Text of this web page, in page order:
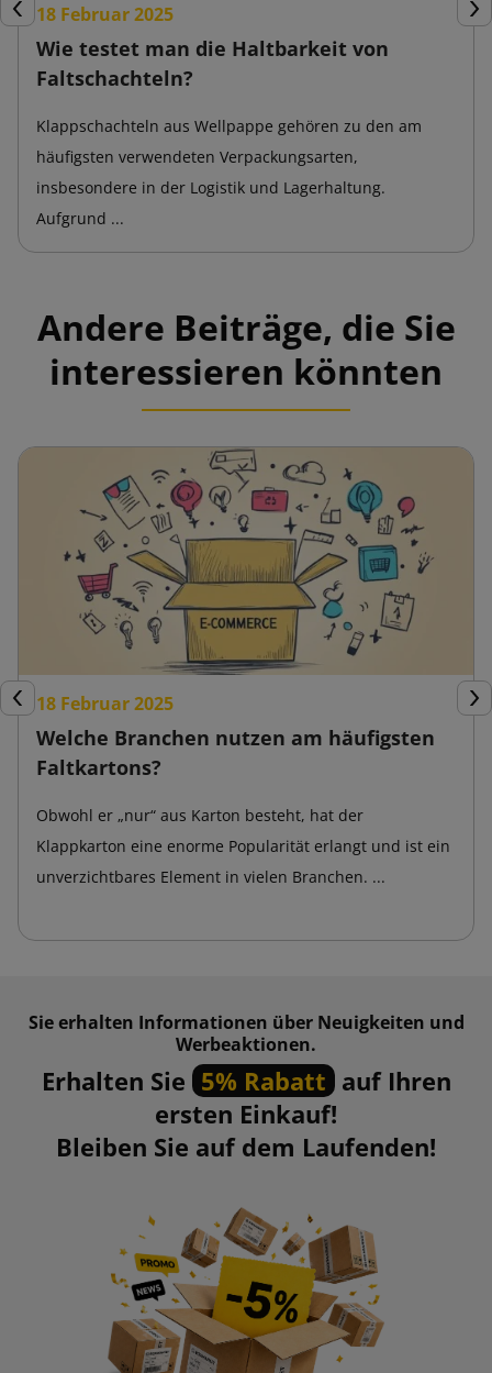
Zurück18 Februar 2025
Wie testet man die Haltbarkeit von
Faltschachteln?
Klappschachteln aus Wellpappe gehören zu den am
häufigsten verwendeten Verpackungsarten,
insbesondere in der Logistik und Lagerhaltung.
Aufgrund ...
Andere Beiträge, die Sie
interessieren könnten
Zurück18 Februar 2025
Welche Branchen nutzen am häufigsten
Faltkartons?
Obwohl er „nur“ aus Karton besteht, hat der
Klappkarton eine enorme Popularität erlangt und ist ein
unverzichtbares Element in vielen Branchen. ...
Sie erhalten Informationen über Neuigkeiten und
Werbeaktionen.
Erhalten Sie 5% Rabatt auf Ihren
ersten Einkauf!
Bleiben Sie auf dem Laufenden!